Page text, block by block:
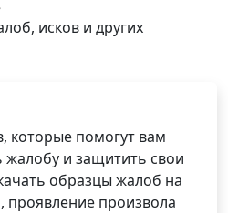
исков и других
которые помогут вам
и защитить свои
образцы жалоб на
проявление произвола